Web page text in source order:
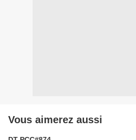
Vous aimerez aussi